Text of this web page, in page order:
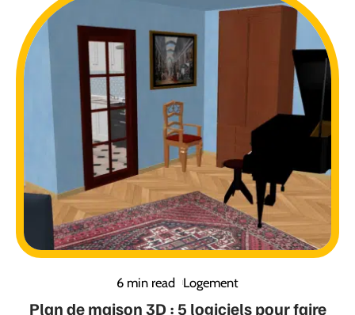
6 min read Logement
Plan de maison 3D : 5 logiciels pour faire